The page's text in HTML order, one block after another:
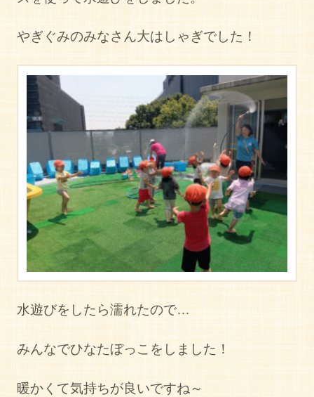
やぎぐみのみなさん大はしゃぎでした！
水遊びをしたら濡れたので…
みんなでひなたぼっこをしました！
暖かくて気持ちが良いですね～